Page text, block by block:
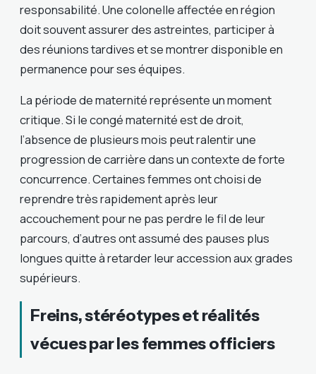
responsabilité. Une colonelle affectée en région
doit souvent assurer des astreintes, participer à
des réunions tardives et se montrer disponible en
permanence pour ses équipes.
La période de maternité représente un moment
critique. Si le congé maternité est de droit,
l’absence de plusieurs mois peut ralentir une
progression de carrière dans un contexte de forte
concurrence. Certaines femmes ont choisi de
reprendre très rapidement après leur
accouchement pour ne pas perdre le fil de leur
parcours, d’autres ont assumé des pauses plus
longues quitte à retarder leur accession aux grades
supérieurs.
Freins, stéréotypes et réalités
vécues par les femmes officiers